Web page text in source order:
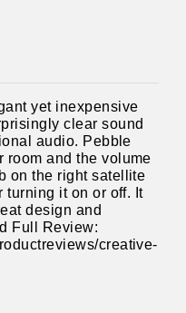
yet inexpensive
clear sound
audio. Pebble
room and the volume
on the right satellite
turning it on or off. It
design and
Full Review:
creative-